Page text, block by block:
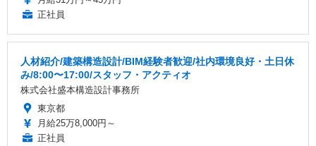
正社員
人材紹介/建築構造設計/BIM経験者歓迎/社内環境良好・土日休
み/8:00〜17:00/スタッフ・アクティオ
株式会社盛本構造設計事務所
東京都
月給25万8,000円～
正社員